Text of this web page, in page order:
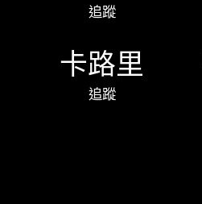
追蹤
卡路里
追蹤